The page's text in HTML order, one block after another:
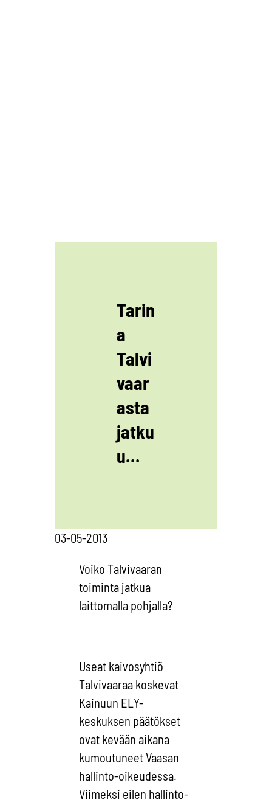
Tarin
a
Talvi
vaar
asta
jatku
u…
03-05-2013
Voiko Talvivaaran
toiminta jatkua
laittomalla pohjalla?
Useat kaivosyhtiö
Talvivaaraa koskevat
Kainuun ELY-
keskuksen päätökset
ovat kevään aikana
kumoutuneet Vaasan
hallinto-oikeudessa.
Viimeksi eilen hallinto-